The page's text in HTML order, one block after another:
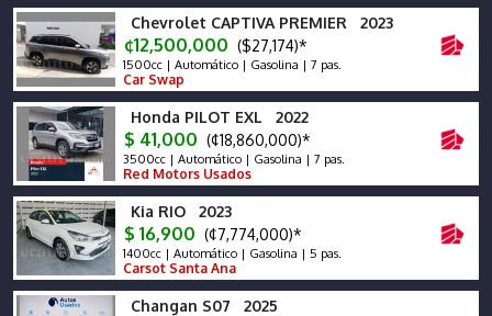
Chevrolet CAPTIVA PREMIER 2023
¢12,500,000 ($27,174)*
1500cc | Automático | Gasolina | 7 pas.
Car Swap
Honda PILOT EXL 2022
$ 41,000 (¢18,860,000)*
3500cc | Automático | Gasolina | 7 pas.
Red Motors Usados
Kia RIO 2023
$ 16,900 (¢7,774,000)*
1400cc | Automático | Gasolina | 5 pas.
Carsot Santa Ana
Changan S07 2025